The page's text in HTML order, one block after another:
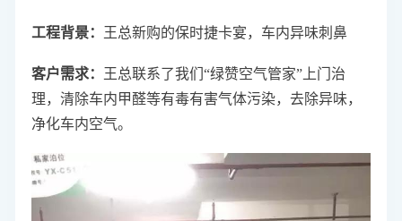
工程背景： 王总新购的保时捷卡宴，车内异味刺鼻
客户需求：
王总联系了我们“绿赞空气管家”上门治
理，清除车内甲醛等有毒有害气体污染，去除异味，
净化车内空气。